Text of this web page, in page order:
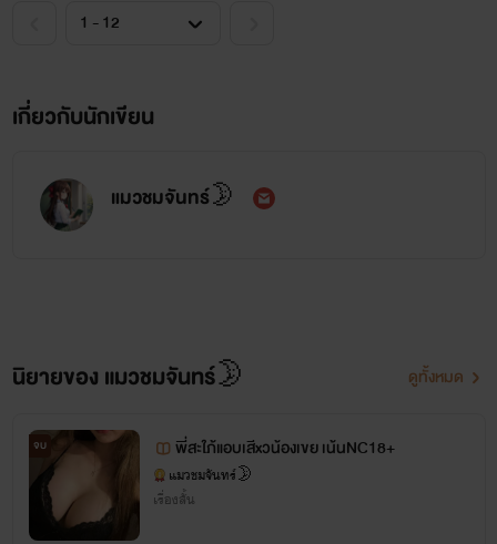
เกี่ยวกับนักเขียน
แมวชมจันทร์🌛
นิยายของ แมวชมจันทร์🌛 ดูทั้งหมด
จบ พี่สะใภ้แอบเสีxวน้องเขย เน้นNC18+
แมวชมจันทร์🌛
เรื่องสั้น